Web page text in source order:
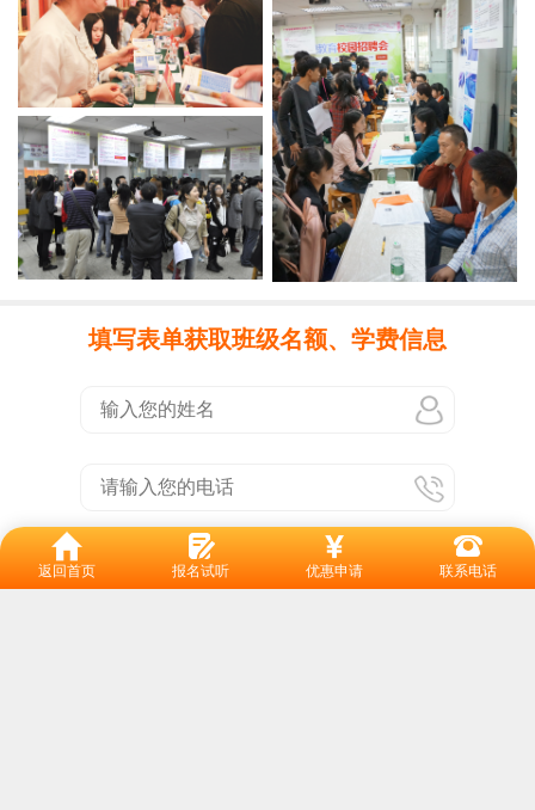
填写表单获取班级名额、学费信息
点击提交
返回首页 报名试听 优惠申请 联系电话